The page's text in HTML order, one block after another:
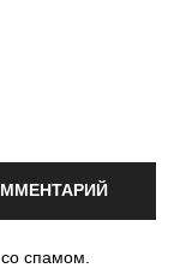
спамом.